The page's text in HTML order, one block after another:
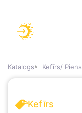
Katalogs Kefīrs/
Kefīrs